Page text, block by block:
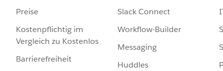
Preise
Kostenpflichtig im
Vergleich zu Kostenlos
Barrierefreiheit
Slack Connect
Workflow-Builder
Messaging
Huddles